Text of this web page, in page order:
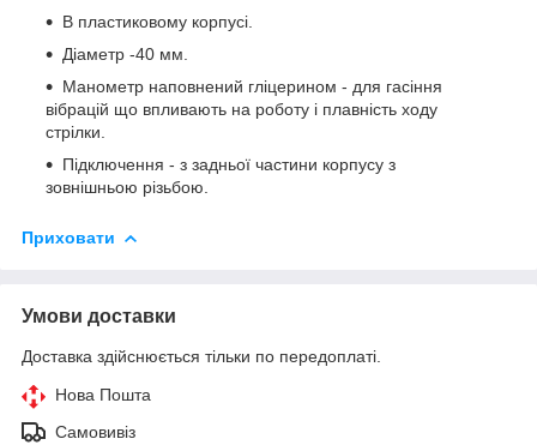
В пластиковому корпусі.
Діаметр -40 мм.
Манометр наповнений гліцерином - для гасіння
вібрацій що впливають на роботу і плавність ходу
стрілки.
Підключення - з задньої частини корпусу з
зовнішньою різьбою.
Приховати
Умови доставки
Доставка здійснюється тільки по передоплаті.
Нова Пошта
Самовивіз